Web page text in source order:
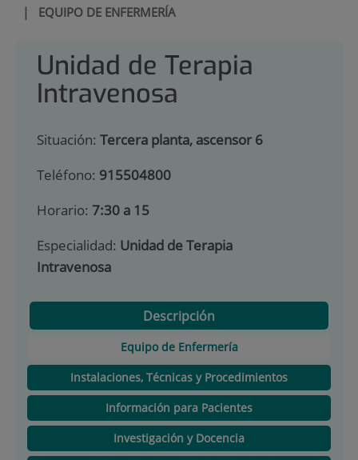
| EQUIPO DE ENFERMERÍA
Unidad de Terapia
Intravenosa
Situación: Tercera planta, ascensor 6
Teléfono: 915504800
Horario: 7:30 a 15
Especialidad: Unidad de Terapia
Intravenosa
Descripción
Equipo de Enfermería
Instalaciones, Técnicas y Procedimientos
Información para Pacientes
Investigación y Docencia